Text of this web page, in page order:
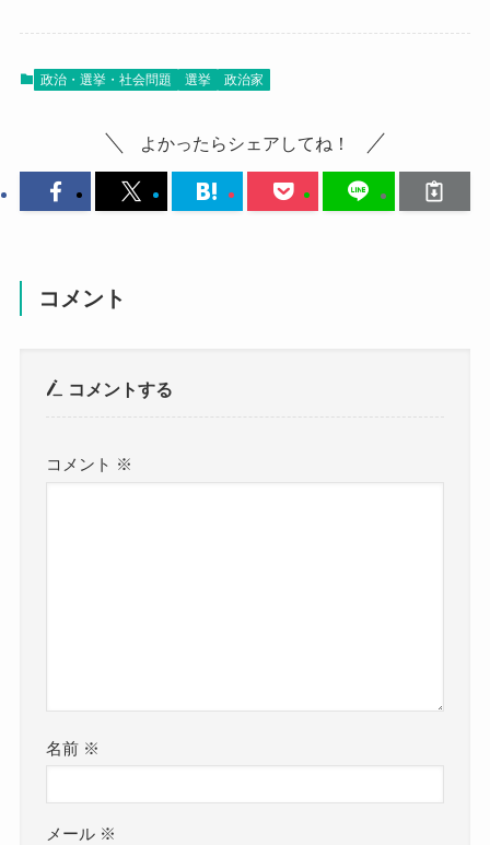
政治・選挙・社会問題 選挙 政治家
よかったらシェアしてね！
コメント
コメントする
コメント ※
名前 ※
メール ※